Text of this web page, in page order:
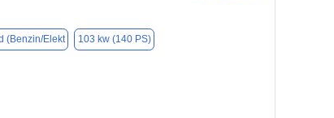
(Benzin/Elekt 103 kw (140 PS)